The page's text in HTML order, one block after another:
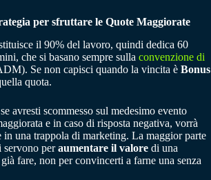
per sfruttare le Quote Maggiorate
il 90% del lavoro, quindi dedica 60
che si basano sempre sulla convenzione di
Se non capisci quando la vincita è Bonus
quota.
avresti scommesso sul medesimo evento
e in caso di risposta negativa, vorrà
in una trappola di marketing. La maggior parte
servono peraumentare il valore di una
fare, non per convincerti a farne una senza